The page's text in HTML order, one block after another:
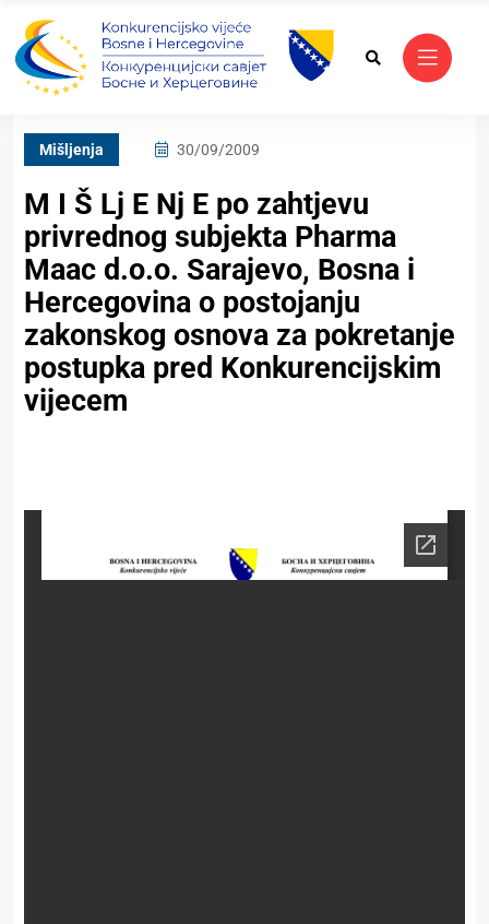
Mišljenja 30/09/2009
M I Š Lj E Nj E po zahtjevu
privrednog subjekta Pharma
Maac d.o.o. Sarajevo, Bosna i
Hercegovina o postojanju
zakonskog osnova za pokretanje
postupka pred Konkurencijskim
vijecem